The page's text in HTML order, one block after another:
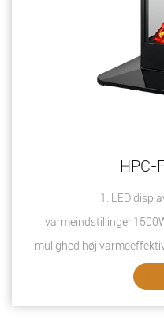
HPC-
1. LED
varmeindstillinger:1500W/2400W 3.
mulighed høj varmeeffektivitet 4.